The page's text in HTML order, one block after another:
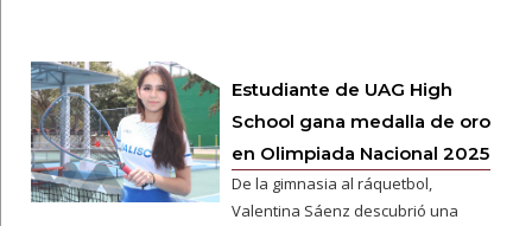
Estudiante de UAG High
School gana medalla de oro
en Olimpiada Nacional 2025
De la gimnasia al ráquetbol,
Valentina Sáenz descubrió una